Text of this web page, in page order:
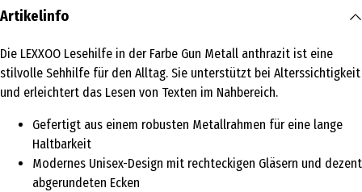
Artikelinfo
Die LEXXOO Lesehilfe in der Farbe Gun Metall anthrazit ist eine
stilvolle Sehhilfe für den Alltag. Sie unterstützt bei Alterssichtigkeit
und erleichtert das Lesen von Texten im Nahbereich.
Gefertigt aus einem robusten Metallrahmen für eine lange
Haltbarkeit
Modernes Unisex-Design mit rechteckigen Gläsern und dezent
abgerundeten Ecken